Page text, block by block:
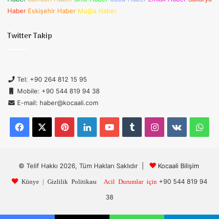
Haber Eskişehir Haber Muğla Haber
Twitter Takip
Tel: +90 264 812 15 95
Mobile: +90 544 819 94 38
E-mail: haber@kocaali.com
Facebook PinterestLinkedInYouTubeTumblrInstagram
vk.com
© Telif Hakkı 2026, Tüm Hakları Saklıdır | Kocaali Bilişim
Künye | Gizlilik Politikası Acil Durumlar için +90 544 819 94
38